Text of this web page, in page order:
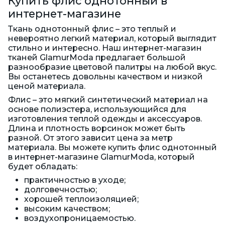
интернет-магазине
Ткань однотонный флис – это теплый и
невероятно легкий материал, который выглядит
стильно и интересно. Наш интернет-магазин
тканей GlamurModa предлагает большой
разнообразие цветовой палитры на любой вкус.
Вы останетесь довольны качеством и низкой
ценой материала.
Флис – это мягкий синтетический материал на
основе полиэстера, использующийся для
изготовления теплой одежды и аксессуаров.
Длина и плотность ворсинок может быть
разной. От этого зависит цена за метр
материала. Вы можете купить флис однотонный
в интернет-магазине GlamurModa, который
будет обладать:
практичностью в уходе;
долговечностью;
хорошей теплоизоляцией;
высоким качеством;
воздухопроницаемостью.